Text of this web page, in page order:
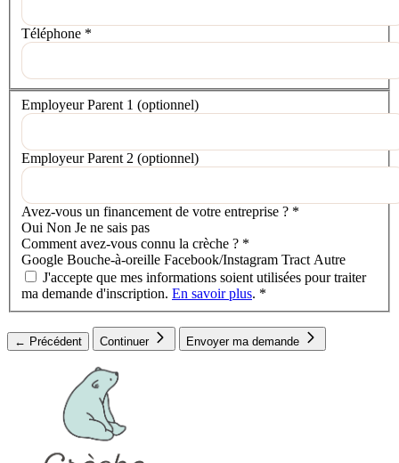
Téléphone *
Votre situation
Employeur Parent 1 (optionnel)
Employeur Parent 2 (optionnel)
Avez-vous un financement de votre entreprise ? *
Oui Non Je ne sais pas
Comment avez-vous connu la crèche ? *
Google Bouche-à-oreille Facebook/Instagram Tract Autre
J'accepte que mes informations soient utilisées pour traiter
ma demande d'inscription. En savoir plus. *
← Précédent Continuer Envoyer ma demande